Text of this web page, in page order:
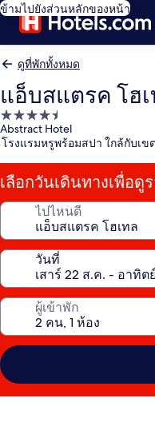
ข้ามไปยังส่วนหลักของหน้า
ดูที่พักทั้งหมด
แอ็บสแตรค โฮ
ที่พัก
4.5
Abstract Hotel
โรงแรมหรูพร้อมสปา ใกล้กับเ
เลือกวันเดินทางเพื่อดู
ไปไหนดี
วันที่
ผู้เข้าพัก